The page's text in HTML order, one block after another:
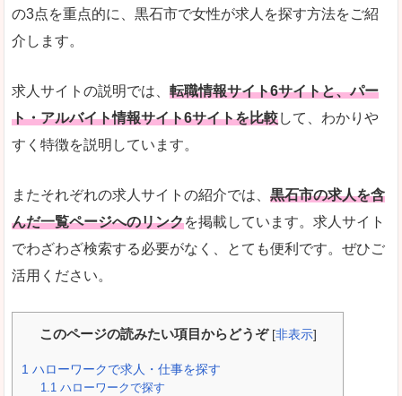
の3点を重点的に、黒石市で女性が求人を探す方法をご紹
介します。
求人サイトの説明では、 転職情報サイト6サイトと、パー
ト・アルバイト情報サイト6サイトを比較して、わかりや
すく特徴を説明しています。
またそれぞれの求人サイトの紹介では、 黒石市の求人を含
んだ一覧ページへのリンクを掲載しています。求人サイト
でわざわざ検索する必要がなく、とても便利です。ぜひご
活用ください。
このページの読みたい項目からどうぞ [非表示]
1 ハローワークで求人・仕事を探す
1.1 ハローワークで探す